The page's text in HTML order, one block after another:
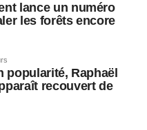
lance un numéro
les forêts encore
popularité, Raphaël
recouvert de